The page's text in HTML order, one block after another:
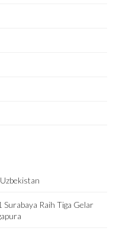
Surabaya Raih Tiga Gelar